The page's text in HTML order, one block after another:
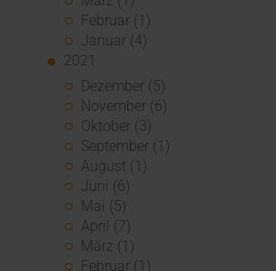
Februar (1)
Januar (4)
2021
Dezember (5)
November (6)
Oktober (3)
September (1)
August (1)
Juni (6)
Mai (5)
April (7)
März (1)
Februar (1)